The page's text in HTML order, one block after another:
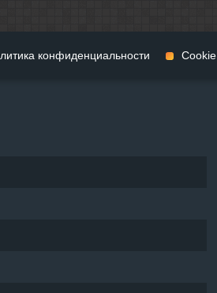
конфиденциальности Cookie